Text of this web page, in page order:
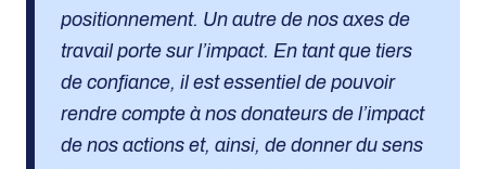
positionnement. Un autre de nos axes de
travail porte sur l’impact. En tant que tiers
de confiance, il est essentiel de pouvoir
rendre compte à nos donateurs de l’impact
de nos actions et, ainsi, de donner du sens